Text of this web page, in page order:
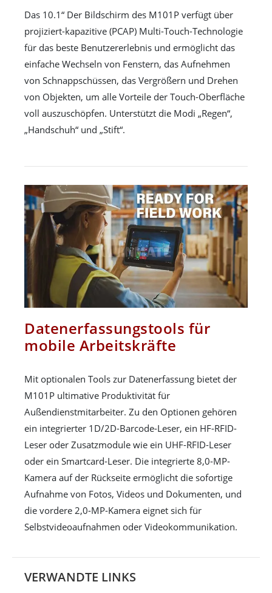
Das 10.1“ Der Bildschirm des M101P verfügt über
projiziert-kapazitive (PCAP) Multi-Touch-Technologie
für das beste Benutzererlebnis und ermöglicht das
einfache Wechseln von Fenstern, das Aufnehmen
von Schnappschüssen, das Vergrößern und Drehen
von Objekten, um alle Vorteile der Touch-Oberfläche
voll auszuschöpfen. Unterstützt die Modi „Regen“,
„Handschuh“ und „Stift“.
Datenerfassungstools für
mobile Arbeitskräfte
Mit optionalen Tools zur Datenerfassung bietet der
M101P ultimative Produktivität für
Außendienstmitarbeiter. Zu den Optionen gehören
ein integrierter 1D/2D-Barcode-Leser, ein HF-RFID-
Leser oder Zusatzmodule wie ein UHF-RFID-Leser
oder ein Smartcard-Leser. Die integrierte 8,0-MP-
Kamera auf der Rückseite ermöglicht die sofortige
Aufnahme von Fotos, Videos und Dokumenten, und
die vordere 2,0-MP-Kamera eignet sich für
Selbstvideoaufnahmen oder Videokommunikation.
VERWANDTE LINKS